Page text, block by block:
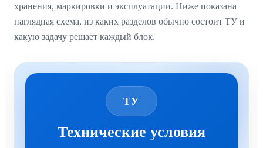
хранения, маркировки и эксплуатации. Ниже показана
наглядная схема, из каких разделов обычно состоит ТУ и
какую задачу решает каждый блок.
ТУ
Технические условия